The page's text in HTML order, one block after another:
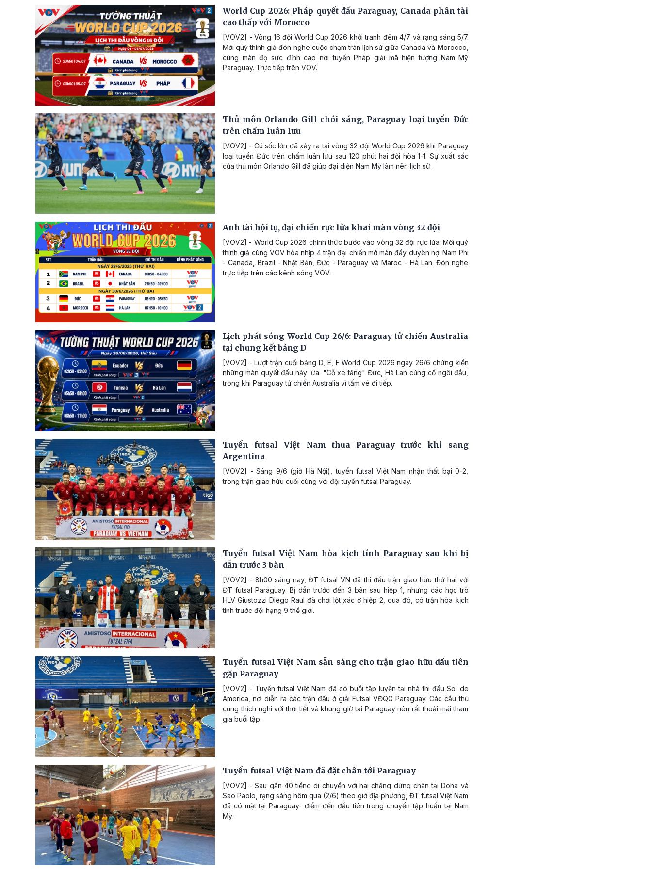
World Cup 2026: Pháp quyết đấu Paraguay, Canada phân tài
cao thấp với Morocco
[VOV2] - Vòng 16 đội World Cup 2026 khởi tranh đêm 4/7 và rạng sáng 5/7.
Mời quý thính giả đón nghe cuộc chạm trán lịch sử giữa Canada và Morocco,
cùng màn đọ sức đỉnh cao nơi tuyển Pháp giải mã hiện tượng Nam Mỹ
Paraguay. Trực tiếp trên VOV.
Thủ môn Orlando Gill chói sáng, Paraguay loại tuyển Đức
trên chấm luân lưu
[VOV2] - Cú sốc lớn đã xảy ra tại vòng 32 đội World Cup 2026 khi Paraguay
loại tuyển Đức trên chấm luân lưu sau 120 phút hai đội hòa 1-1. Sự xuất sắc
của thủ môn Orlando Gill đã giúp đại diện Nam Mỹ làm nên lịch sử.
Anh tài hội tụ, đại chiến rực lửa khai màn vòng 32 đội
[VOV2] - World Cup 2026 chính thức bước vào vòng 32 đội rực lửa! Mời quý
thính giả cùng VOV hòa nhịp 4 trận đại chiến mở màn đầy duyên nợ: Nam Phi
- Canada, Brazil - Nhật Bản, Đức - Paraguay và Maroc - Hà Lan. Đón nghe
trực tiếp trên các kênh sóng VOV.
Lịch phát sóng World Cup 26/6: Paraguay tử chiến Australia
tại chung kết bảng D
[VOV2] - Lượt trận cuối bảng D, E, F World Cup 2026 ngày 26/6 chứng kiến
những màn quyết đấu nảy lửa. "Cỗ xe tăng" Đức, Hà Lan củng cố ngôi đầu,
trong khi Paraguay tử chiến Australia vì tấm vé đi tiếp.
Tuyển futsal Việt Nam thua Paraguay trước khi sang
Argentina
[VOV2] - Sáng 9/6 (giờ Hà Nội), tuyển futsal Việt Nam nhận thất bại 0-2,
trong trận giao hữu cuối cùng với đội tuyển futsal Paraguay.
Tuyển futsal Việt Nam hòa kịch tính Paraguay sau khi bị
dẫn trước 3 bàn
[VOV2] - 8h00 sáng nay, ĐT futsal VN đã thi đấu trận giao hữu thứ hai với
ĐT futsal Paraguay. Bị dẫn trước đến 3 bàn sau hiệp 1, nhưng các học trò
HLV Giustozzi Diego Raul đã chơi lột xác ở hiệp 2, qua đó, có trận hòa kịch
tính trước đội hạng 9 thế giới.
Tuyển futsal Việt Nam sẵn sàng cho trận giao hữu đầu tiên
gặp Paraguay
[VOV2] - Tuyển futsal Việt Nam đã có buổi tập luyện tại nhà thi đấu Sol de
America, nơi diễn ra các trận đấu ở giải Futsal VĐQG Paraguay. Các cầu thủ
cũng thích nghi với thời tiết và khung giờ tại Paraguay nên rất thoải mái tham
gia buổi tập.
Tuyển futsal Việt Nam đã đặt chân tới Paraguay
[VOV2] - Sau gần 40 tiếng di chuyển với hai chặng dừng chân tại Doha và
Sao Paolo, rạng sáng hôm qua (2/6) theo giờ địa phương, ĐT futsal Việt Nam
đã có mặt tại Paraguay- điểm đến đầu tiên trong chuyến tập huấn tại Nam
Mỹ.